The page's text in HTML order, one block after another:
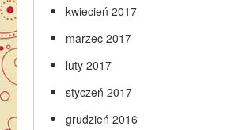
kwiecień 2017
marzec 2017
luty 2017
styczeń 2017
grudzień 2016